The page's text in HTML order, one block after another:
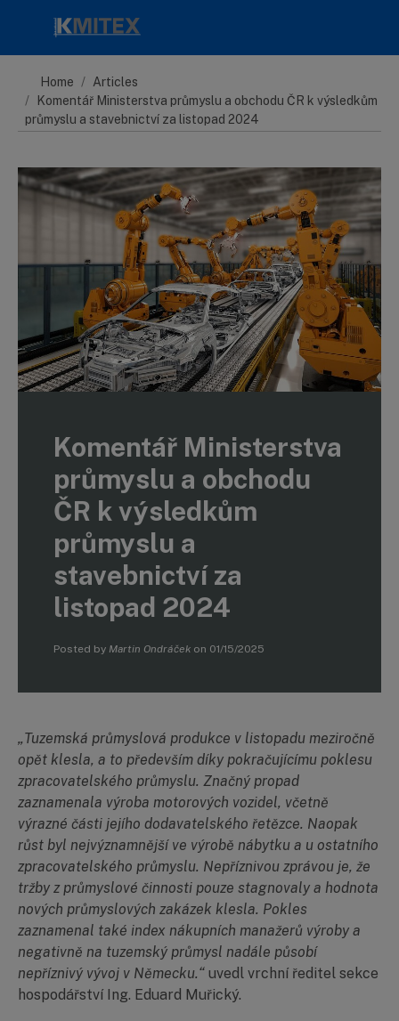
Home
Articles
Komentář Ministerstva průmyslu a obchodu ČR k výsledkům
průmyslu a stavebnictví za listopad 2024
Komentář Ministerstva
průmyslu a obchodu
ČR k výsledkům
průmyslu a
stavebnictví za
listopad 2024
Posted by Martin Ondráček on 01/15/2025
„Tuzemská průmyslová produkce v listopadu meziročně
opět klesla, a to především díky pokračujícímu poklesu
zpracovatelského průmyslu. Značný propad
zaznamenala výroba motorových vozidel, včetně
výrazné části jejího dodavatelského řetězce. Naopak
růst byl nejvýznamnější ve výrobě nábytku a u ostatního
zpracovatelského průmyslu. Nepříznivou zprávou je, že
tržby z průmyslové činnosti pouze stagnovaly a hodnota
nových průmyslových zakázek klesla. Pokles
zaznamenal také index nákupních manažerů výroby a
negativně na tuzemský průmysl nadále působí
nepříznivý vývoj v Německu.“ uvedl vrchní ředitel sekce
hospodářství Ing. Eduard Muřický.